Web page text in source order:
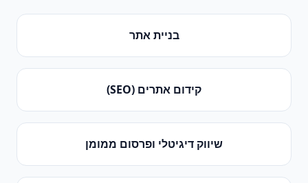
בניית אתר
קידום אתרים (SEO)
שיווק דיגיטלי ופרסום ממומן